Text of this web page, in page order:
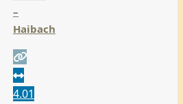
–
Haibach
4.01